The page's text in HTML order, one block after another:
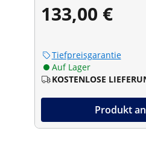
133,00 €
Tiefpreisgarantie
Auf Lager
KOSTENLOSE
Produkt